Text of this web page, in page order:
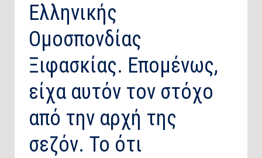
Ελληνικής
Ομοσπονδίας
Ξιφασκίας. Επομένως,
είχα αυτόν τον στόχο
από την αρχή της
σεζόν. Το ότι